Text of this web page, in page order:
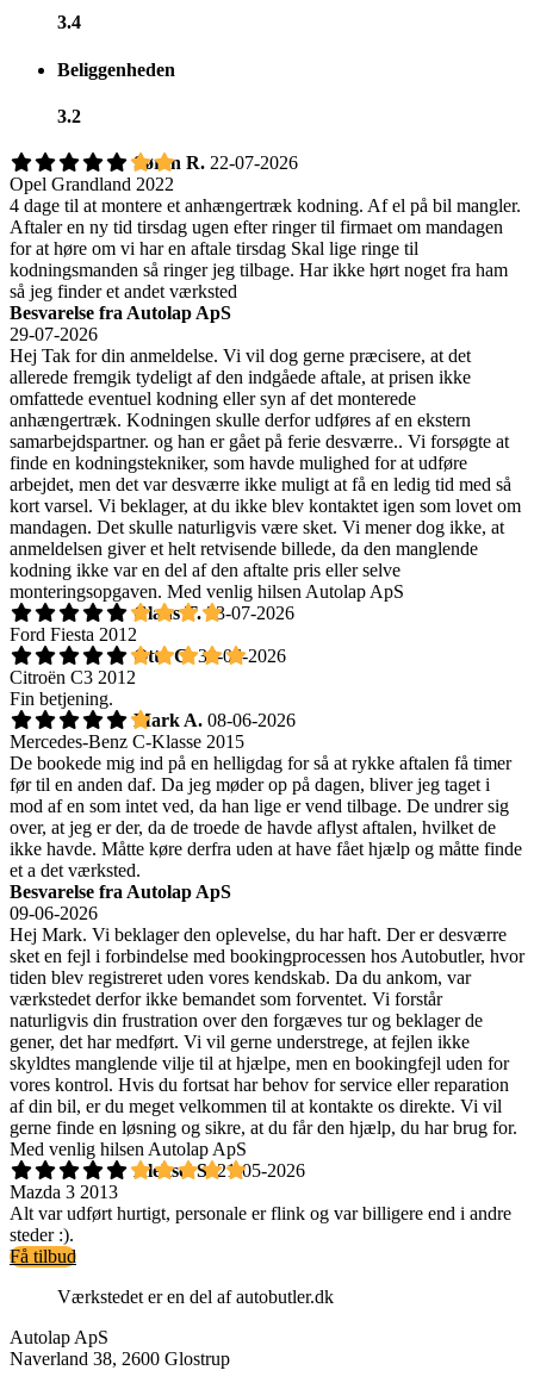
3.4
Beliggenheden
3.2
Søren R. 22-07-2026
Opel Grandland 2022
4 dage til at montere et anhængertræk kodning. Af el på bil mangler.
Aftaler en ny tid tirsdag ugen efter ringer til firmaet om mandagen
for at høre om vi har en aftale tirsdag Skal lige ringe til
kodningsmanden så ringer jeg tilbage. Har ikke hørt noget fra ham
så jeg finder et andet værksted
Besvarelse fra Autolap ApS
29-07-2026
Hej Tak for din anmeldelse. Vi vil dog gerne præcisere, at det
allerede fremgik tydeligt af den indgåede aftale, at prisen ikke
omfattede eventuel kodning eller syn af det monterede
anhængertræk. Kodningen skulle derfor udføres af en ekstern
samarbejdspartner. og han er gået på ferie desværre.. Vi forsøgte at
finde en kodningstekniker, som havde mulighed for at udføre
arbejdet, men det var desværre ikke muligt at få en ledig tid med så
kort varsel. Vi beklager, at du ikke blev kontaktet igen som lovet om
mandagen. Det skulle naturligvis være sket. Vi mener dog ikke, at
anmeldelsen giver et helt retvisende billede, da den manglende
kodning ikke var en del af den aftalte pris eller selve
monteringsopgaven. Med venlig hilsen Autolap ApS
Claus T. 23-07-2026
Ford Fiesta 2012
Otto C. 30-06-2026
Citroën C3 2012
Fin betjening.
Mark A. 08-06-2026
Mercedes-Benz C-Klasse 2015
De bookede mig ind på en helligdag for så at rykke aftalen få timer
før til en anden daf. Da jeg møder op på dagen, bliver jeg taget i
mod af en som intet ved, da han lige er vend tilbage. De undrer sig
over, at jeg er der, da de troede de havde aflyst aftalen, hvilket de
ikke havde. Måtte køre derfra uden at have fået hjælp og måtte finde
et a det værksted.
Besvarelse fra Autolap ApS
09-06-2026
Hej Mark. Vi beklager den oplevelse, du har haft. Der er desværre
sket en fejl i forbindelse med bookingprocessen hos Autobutler, hvor
tiden blev registreret uden vores kendskab. Da du ankom, var
værkstedet derfor ikke bemandet som forventet. Vi forstår
naturligvis din frustration over den forgæves tur og beklager de
gener, det har medført. Vi vil gerne understrege, at fejlen ikke
skyldtes manglende vilje til at hjælpe, men en bookingfejl uden for
vores kontrol. Hvis du fortsat har behov for service eller reparation
af din bil, er du meget velkommen til at kontakte os direkte. Vi vil
gerne finde en løsning og sikre, at du får den hjælp, du har brug for.
Med venlig hilsen Autolap ApS
Aleksei S. 21-05-2026
Mazda 3 2013
Alt var udført hurtigt, personale er flink og var billigere end i andre
steder :).
Få tilbud
Værkstedet er en del af autobutler.dk
Autolap ApS
Naverland 38, 2600 Glostrup